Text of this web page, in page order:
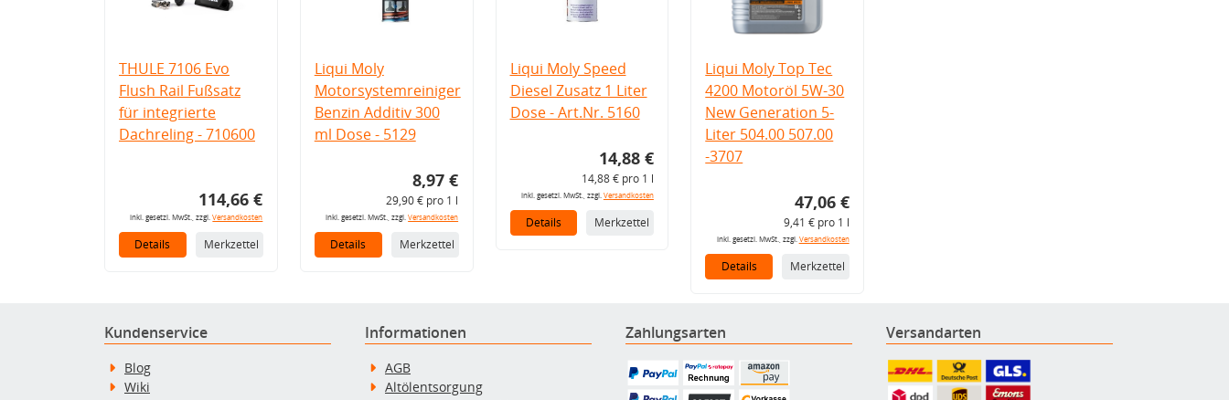
THULE 7106 Evo
Flush Rail Fußsatz
für integrierte
Dachreling - 710600
114,66 €
inkl. gesetzl. MwSt., zzgl.Versandkosten
Details Merkzettel
Liqui Moly
Motorsystemreiniger
Benzin Additiv 300
ml Dose - 5129
8,97 €
29,90 € pro 1 l
inkl. gesetzl. MwSt., zzgl.Versandkosten
Details Merkzettel
Liqui Moly Speed
Diesel Zusatz 1 Liter
Dose - Art.Nr. 5160
14,88 €
14,88 € pro 1 l
inkl. gesetzl. MwSt., zzgl. Versandkosten
Details Merkzettel
Liqui Moly Top Tec
4200 Motoröl 5W-30
New Generation 5-
Liter 504.00 507.00
-3707
47,06 €
9,41 € pro 1 l
inkl. gesetzl. MwSt., zzgl. Versandkosten
Details Merkzettel
Kundenservice
Blog
Wiki
Informationen
AGB
Altölentsorgung
Zahlungsarten Versandarten